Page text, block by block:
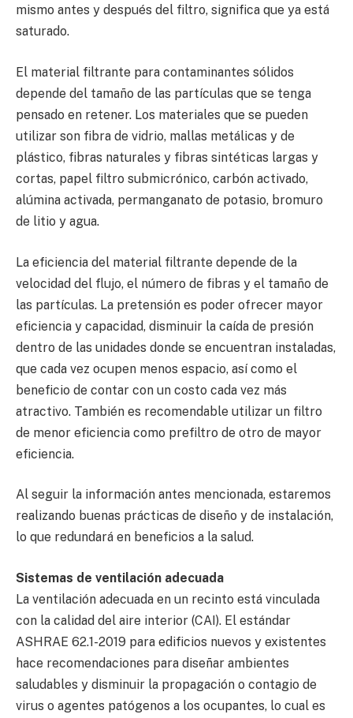
mismo antes y después del filtro, significa que ya está
saturado.
El material filtrante para contaminantes sólidos
depende del tamaño de las partículas que se tenga
pensado en retener. Los materiales que se pueden
utilizar son fibra de vidrio, mallas metálicas y de
plástico, fibras naturales y fibras sintéticas largas y
cortas, papel filtro submicrónico, carbón activado,
alúmina activada, permanganato de potasio, bromuro
de litio y agua.
La eficiencia del material filtrante depende de la
velocidad del flujo, el número de fibras y el tamaño de
las partículas. La pretensión es poder ofrecer mayor
eficiencia y capacidad, disminuir la caída de presión
dentro de las unidades donde se encuentran instaladas,
que cada vez ocupen menos espacio, así como el
beneficio de contar con un costo cada vez más
atractivo. También es recomendable utilizar un filtro
de menor eficiencia como prefiltro de otro de mayor
eficiencia.
Al seguir la información antes mencionada, estaremos
realizando buenas prácticas de diseño y de instalación,
lo que redundará en beneficios a la salud.
Sistemas de ventilación adecuada
La ventilación adecuada en un recinto está vinculada
con la calidad del aire interior (CAI). El estándar
ASHRAE 62.1-2019 para edificios nuevos y existentes
hace recomendaciones para diseñar ambientes
saludables y disminuir la propagación o contagio de
virus o agentes patógenos a los ocupantes, lo cual es